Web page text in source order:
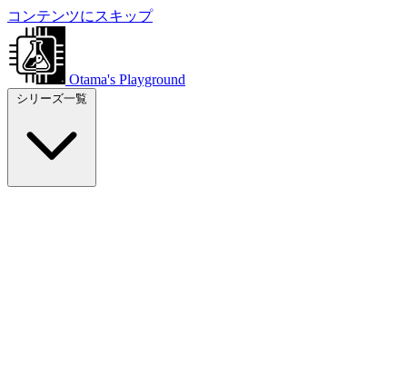
コンテンツにスキップ
Otama's Playground